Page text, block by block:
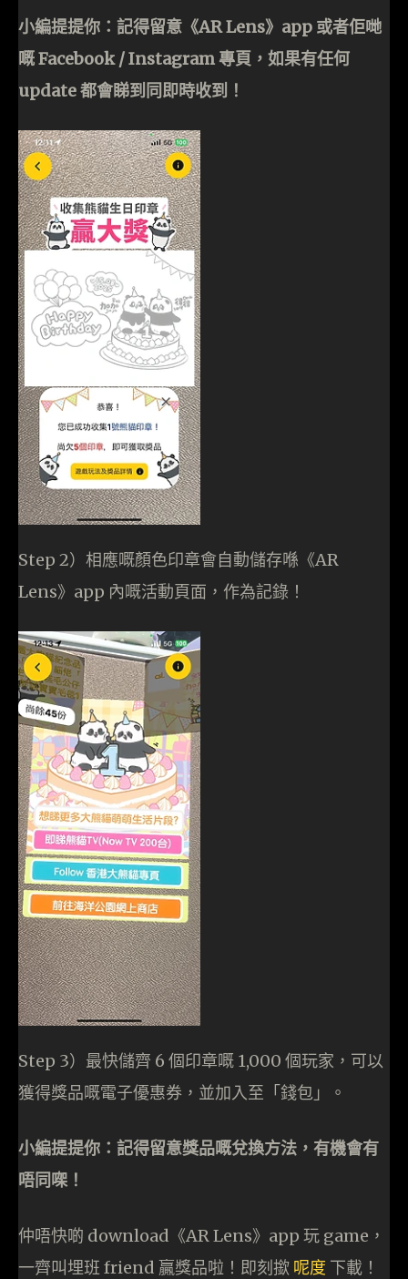
小編提提你：記得留意《AR Lens》app 或者佢哋
嘅 Facebook / Instagram 專頁，如果有任何
update 都會睇到同即時收到！
Step 2）相應嘅顏色印章會自動儲存喺《AR
Lens》app 內嘅活動頁面，作為記錄！
Step 3）最快儲齊 6 個印章嘅 1,000 個玩家，可以
獲得獎品嘅電子優惠券，並加入至「錢包」。
小編提提你：記得留意獎品嘅兌換方法，有機會有
唔同㗎！
仲唔快啲 download《AR Lens》app 玩 game，
一齊叫埋班 friend 贏獎品啦！即刻撳 呢度 下載！